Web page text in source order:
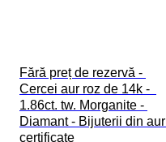
Fără preț de rezervă -
Cercei aur roz de 14k -
1.86ct. tw. Morganite -
Diamant - Bijuterii din aur
certificate